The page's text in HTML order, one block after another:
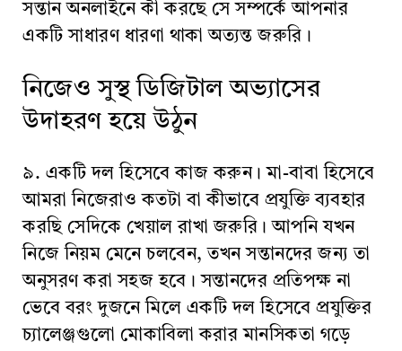
সন্তান অনলাইনে কী করছে সে সম্পর্কে আপনার
একটি সাধারণ ধারণা থাকা অত্যন্ত জরুরি।
নিজেও সুস্থ ডিজিটাল অভ্যাসের
উদাহরণ হয়ে উঠুন
৯. একটি দল হিসেবে কাজ করুন। মা-বাবা হিসেবে
আমরা নিজেরাও কতটা বা কীভাবে প্রযুক্তি ব্যবহার
করছি সেদিকে খেয়াল রাখা জরুরি। আপনি যখন
নিজে নিয়ম মেনে চলবেন, তখন সন্তানদের জন্য তা
অনুসরণ করা সহজ হবে। সন্তানদের প্রতিপক্ষ না
ভেবে বরং দুজনে মিলে একটি দল হিসেবে প্রযুক্তির
চ্যালেঞ্জগুলো মোকাবিলা করার মানসিকতা গড়ে